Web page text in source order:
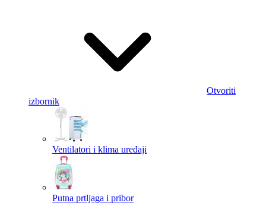
Otvoriti
izbornik
Ventilatori i klima uređaji
Putna prtljaga i pribor